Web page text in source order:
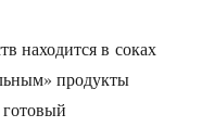
находится в соках
продукты